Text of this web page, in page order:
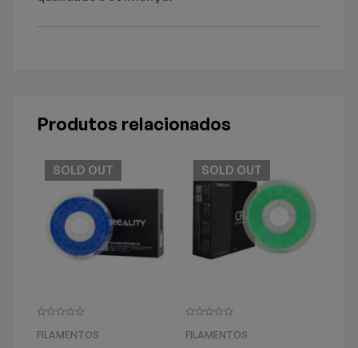
Produtos relacionados
SOLD OUT
FILAMENTOS
SOLD OUT
FILAMENTOS